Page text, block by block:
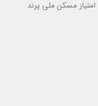
امتیاز مسکن ملی پرند